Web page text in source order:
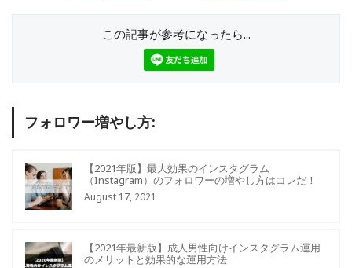
この記事が参考になったら...
フォロワー増やし方:
【2021年版】最大効果のインスタグラム
（Instagram）のフォロワーの増やし方はコレだ！
August 17, 2021
【2021年最新版】成人男性向けインスタグラム運用
のメリットと効果的な運用方法